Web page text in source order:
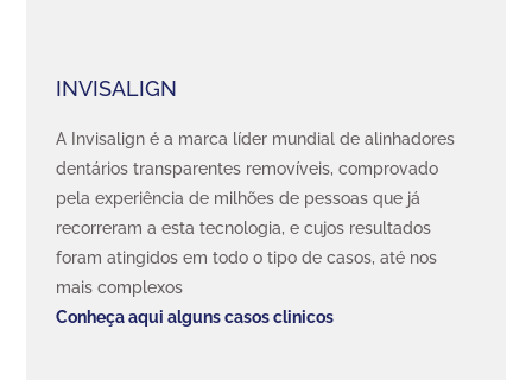
INVISALIGN
A Invisalign é a marca líder mundial de alinhadores
dentários transparentes removíveis, comprovado
pela experiência de milhões de pessoas que já
recorreram a esta tecnologia, e cujos resultados
foram atingidos em todo o tipo de casos, até nos
mais complexos
Conheça aqui alguns casos clinicos